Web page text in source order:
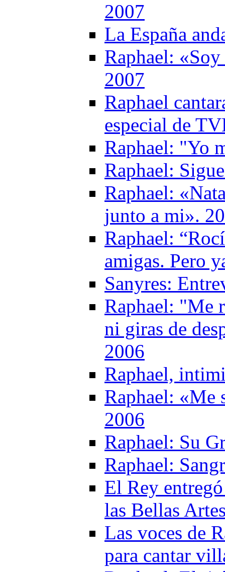
2007
La España
Raphael:
2007
Raphael
especial de
Raphael: "Yo
Raphael:
Raphael:
junto a mi».
Raphael:
amigas. Pero
Sanyres:
Raphael: "Me
ni giras de
2006
Raphael,
Raphael: «Me
2006
Raphael: Su
Raphael:
El Rey
las Bellas
Las voces de
para cantar